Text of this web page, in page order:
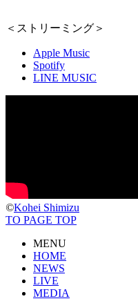
＜ストリーミング＞
Apple Music
Spotify
LINE MUSIC
©Kohei Shimizu
TO PAGE TOP
MENU
HOME
NEWS
LIVE
MEDIA